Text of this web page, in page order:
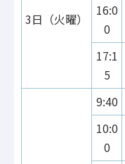
3日（火曜）
16:0
0
17:1
5
9:40
10:0
0